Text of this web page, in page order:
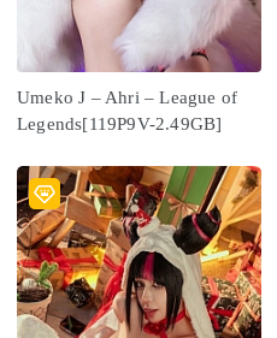
Umeko J – Ahri – League of
Legends[119P9V-2.49GB]